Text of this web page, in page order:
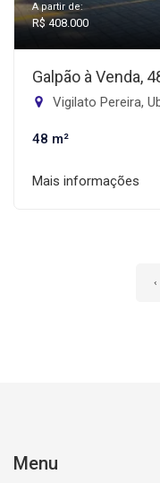
A partir de:
R$ 408.000
Galpão à Venda,
Vigilato Pereira,
48 m²
Mais informações
‹
Menu